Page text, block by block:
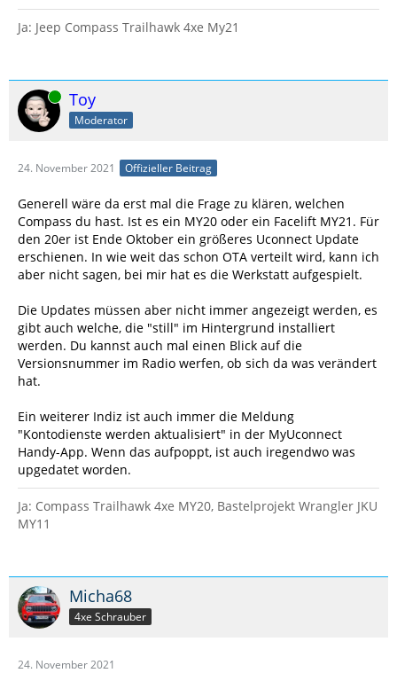
Ja: Jeep Compass Trailhawk 4xe My21
Online Toy
Moderator
24. November 2021 Offizieller Beitrag
Generell wäre da erst mal die Frage zu klären, welchen
Compass du hast. Ist es ein MY20 oder ein Facelift MY21. Für
den 20er ist Ende Oktober ein größeres Uconnect Update
erschienen. In wie weit das schon OTA verteilt wird, kann ich
aber nicht sagen, bei mir hat es die Werkstatt aufgespielt.
Die Updates müssen aber nicht immer angezeigt werden, es
gibt auch welche, die "still" im Hintergrund installiert
werden. Du kannst auch mal einen Blick auf die
Versionsnummer im Radio werfen, ob sich da was verändert
hat.
Ein weiterer Indiz ist auch immer die Meldung
"Kontodienste werden aktualisiert" in der MyUconnect
Handy-App. Wenn das aufpoppt, ist auch iregendwo was
upgedatet worden.
Ja: Compass Trailhawk 4xe MY20, Bastelprojekt Wrangler JKU
MY11
Micha68
4xe Schrauber
24. November 2021